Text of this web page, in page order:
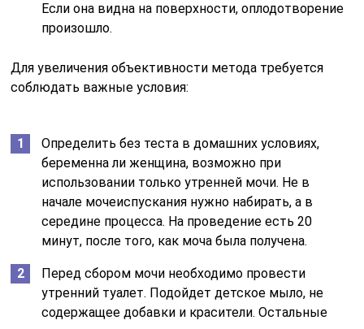
Если она видна на поверхности, оплодотворение
произошло.
Для увеличения объективности метода требуется
соблюдать важные условия:
Определить без теста в домашних условиях,
беременна ли женщина, возможно при
использовании только утренней мочи. Не в
начале мочеиспускания нужно набирать, а в
середине процесса. На проведение есть 20
минут, после того, как моча была получена.
Перед сбором мочи необходимо провести
утренний туалет. Подойдет детское мыло, не
содержащее добавки и красители. Остальные